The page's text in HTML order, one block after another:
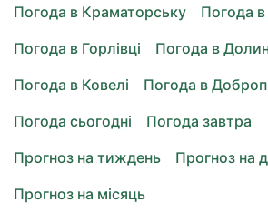
Погода в Краматорську
Погода
Погода в Горлівці
Погода в
Погода в Ковелі
Погода в
Погода сьогодні
Погода завтра
Прогноз на тиждень
Прогноз на
Прогноз на місяць